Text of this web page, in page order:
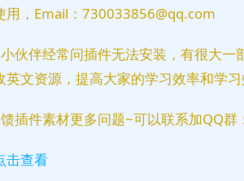
用，Email：730033856@qq.com
伙伴经常问插件无法安装，有很大
英文资源，提高大家的学习效率和学习
插件素材更多问题~可以联系加QQ
击查看